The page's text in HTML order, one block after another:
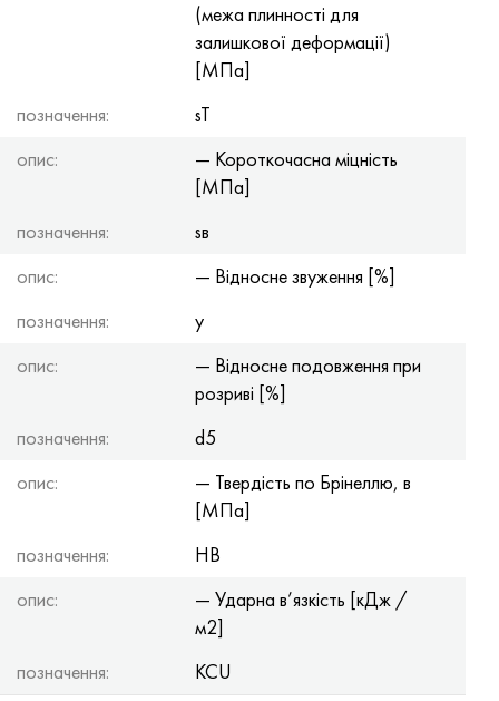
(межа плинності для
залишкової деформації)
[МПа]
позначення:
sT
опис:
— Короткочасна міцність
[МПа]
позначення:
sв
опис:
— Відносне звуження [%]
позначення:
y
опис:
— Відносне подовження при
розриві [%]
позначення:
d5
опис:
— Твердість по Брінеллю, в
[МПа]
позначення:
HB
опис:
— Ударна в’язкість [кДж /
м2]
позначення:
KCU